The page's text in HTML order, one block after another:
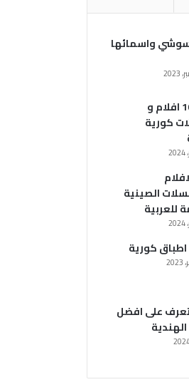
واسمائها
أفضل 10 افلام و
كورية
الصينية
للعربية
تعرف على افضل